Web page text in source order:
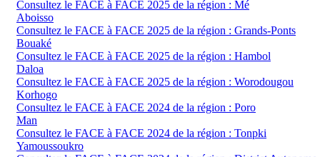
Consultez le FACE à FACE 2025 de la région : Mé
Aboisso
Consultez le FACE à FACE 2025 de la région : Grands-Ponts
Bouaké
Consultez le FACE à FACE 2025 de la région : Hambol
Daloa
Consultez le FACE à FACE 2025 de la région : Worodougou
Korhogo
Consultez le FACE à FACE 2024 de la région : Poro
Man
Consultez le FACE à FACE 2024 de la région : Tonpki
Yamoussoukro